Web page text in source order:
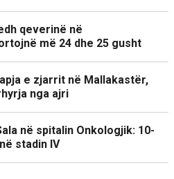
qeverinë në
më 24 dhe 25 gusht
e zjarrit në Mallakastër,
nga ajri
në spitalin Onkologjik: 10-
stadin IV